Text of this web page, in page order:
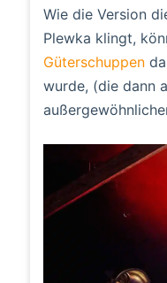
Wie die Version
Plewka klingt,
Güterschuppen
wurde, (die dann